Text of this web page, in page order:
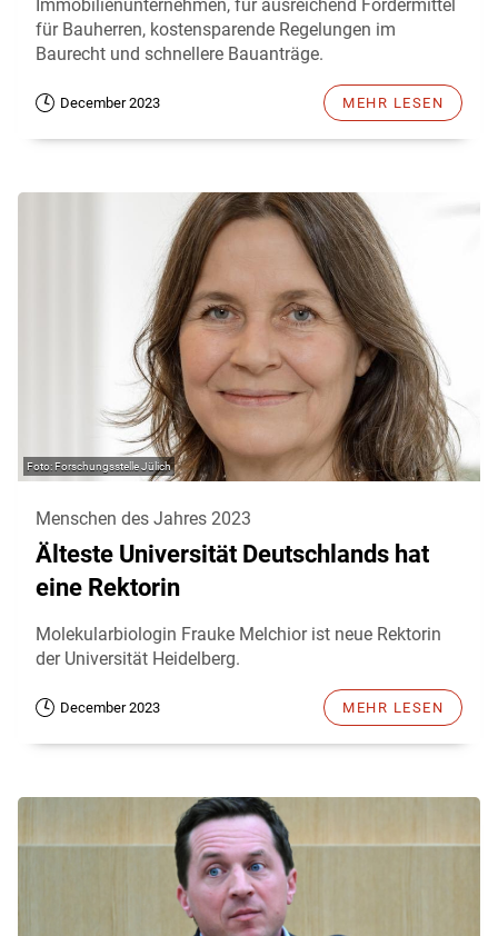
Immobilienunternehmen, für ausreichend Fördermittel
für Bauherren, kostensparende Regelungen im
Baurecht und schnellere Bauanträge.
December 2023 MEHR LESEN
Forschungsstelle Jülich
Menschen des Jahres 2023
Älteste Universität Deutschlands hat
eine Rektorin
Molekularbiologin Frauke Melchior ist neue Rektorin
der Universität Heidelberg.
December 2023 MEHR LESEN